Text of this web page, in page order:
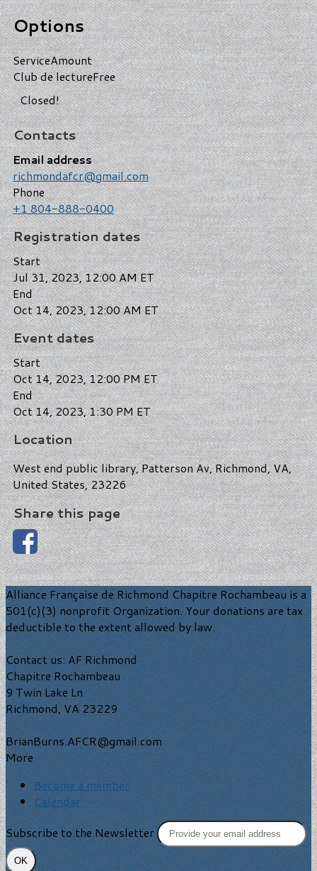
Options
ServiceAmount
Club de lectureFree
Closed!
Contacts
Email address
richmondafcr@gmail.com
Phone
+1 804-888-0400
Registration dates
Start
Jul 31, 2023, 12:00 AM ET
End
Oct 14, 2023, 12:00 AM ET
Event dates
Start
Oct 14, 2023, 12:00 PM ET
End
Oct 14, 2023, 1:30 PM ET
Location
West end public library, Patterson Av, Richmond, VA,
United States, 23226
Share this page
Alliance Française de Richmond Chapitre Rochambeau is a
501(c)(3) nonprofit Organization. Your donations are tax
deductible to the extent allowed by law.
Contact us: AF Richmond
Chapitre Rochambeau
9 Twin Lake Ln
Richmond, VA 23229
BrianBurns.AFCR@gmail.com
More
Become a member
Calendar
Subscribe to the Newsletter
OK